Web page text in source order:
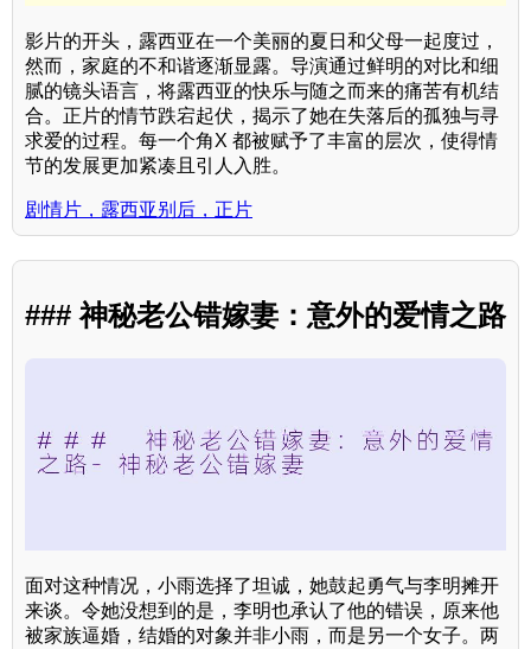
影片的开头，露西亚在一个美丽的夏日和父母一起度过，
然而，家庭的不和谐逐渐显露。导演通过鲜明的对比和细
腻的镜头语言，将露西亚的快乐与随之而来的痛苦有机结
合。正片的情节跌宕起伏，揭示了她在失落后的孤独与寻
求爱的过程。每一个角X 都被赋予了丰富的层次，使得情
节的发展更加紧凑且引人入胜。
剧情片，露西亚别后，正片
### 神秘老公错嫁妻：意外的爱情之路
面对这种情况，小雨选择了坦诚，她鼓起勇气与李明摊开
来谈。令她没想到的是，李明也承认了他的错误，原来他
被家族逼婚，结婚的对象并非小雨，而是另一个女子。两